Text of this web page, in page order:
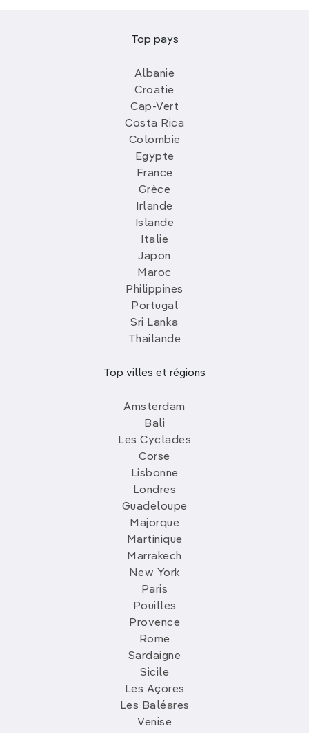
Top pays
Albanie
Croatie
Cap-Vert
Costa Rica
Colombie
Egypte
France
Grèce
Irlande
Islande
Italie
Japon
Maroc
Philippines
Portugal
Sri Lanka
Thailande
Top villes et régions
Amsterdam
Bali
Les Cyclades
Corse
Lisbonne
Londres
Guadeloupe
Majorque
Martinique
Marrakech
New York
Paris
Pouilles
Provence
Rome
Sardaigne
Sicile
Les Açores
Les Baléares
Venise